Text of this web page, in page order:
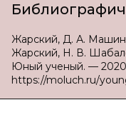
Жарский, Д. А.
Жарский, Н. В.
Юный ученый. —
https://moluch.ru/